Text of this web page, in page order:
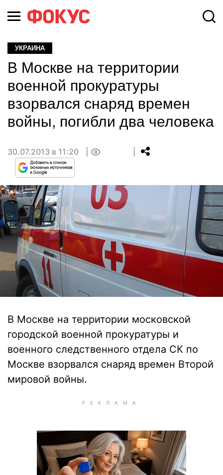
УКРАИНА
В Москве на территории
военной прокуратуры
взорвался снаряд времен
войны, погибли два человека
30.07.2013 в 11:20
В Москве на территории московской
городской военной прокуратуры и
военного следственного отдела СК по
Москве взорвался снаряд времен Второй
мировой войны.